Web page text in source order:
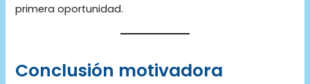
primera oportunidad.
Conclusión motivadora